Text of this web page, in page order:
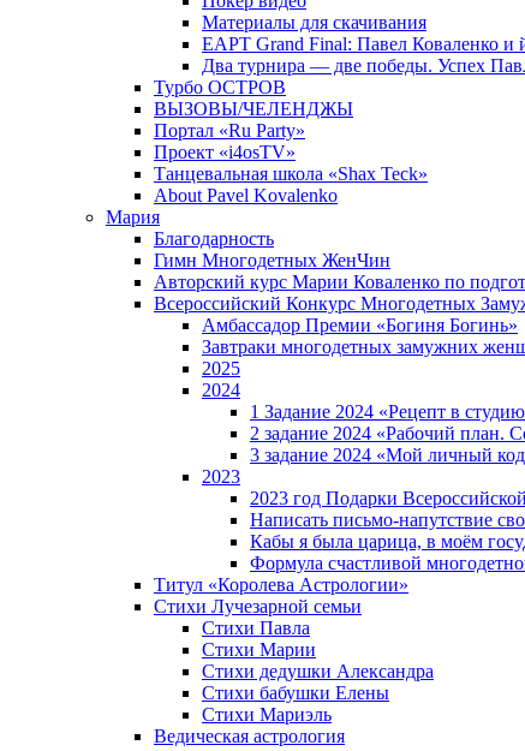
Материалы для скачивания
EAPT Grand Final: Павел Коваленко и
Два турнира — две победы. Успех
Турбо ОСТРОВ
ВЫЗОВЫ/ЧЕЛЕНДЖЫ
Портал «Ru Party»
Проект «i4osTV»
Танцевальная школа «Shax Teck»
About Pavel Kovalenko
Мария
Благодарность
Гимн Многодетных ЖенЧин
Авторский курс Марии Коваленко по
Всероссийский Конкурс Многодетных
Амбассадор Премии «Богиня Богинь»
Завтраки многодетных замужних
2025
2024
1 Задание 2024 «Рецепт в
2 задание 2024 «Рабочий план.
3 задание 2024 «Мой личный код
2023
2023 год Подарки
Написать письмо-напутствие
Кабы я была царица, в моëм
Формула счастливой
Титул «Королева Астрологии»
Стихи Лучезарной семьи
Стихи Павла
Стихи Марии
Стихи дедушки Александра
Стихи бабушки Елены
Стихи Мариэль
Ведическая астрология